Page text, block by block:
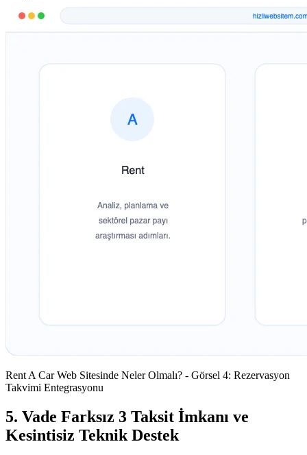
Rent A Car Web Sitesinde Neler Olmalı? - Görsel 4: Rezervasyon
Takvimi Entegrasyonu
5. Vade Farksız 3 Taksit İmkanı ve
Kesintisiz Teknik Destek